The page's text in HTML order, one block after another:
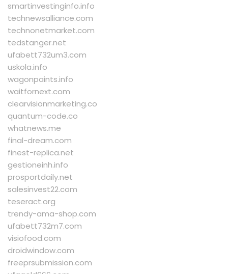
smartinvestinginfo.info
technewsalliance.com
technonetmarket.com
tedstanger.net
ufabett732um3.com
uskola.info
wagonpaints.info
waitfornext.com
clearvisionmarketing.co
quantum-code.co
whatnews.me
final-dream.com
finest-replica.net
gestioneinh.info
prosportdaily.net
salesinvest22.com
teseract.org
trendy-ama-shop.com
ufabett732m7.com
visiofood.com
droidwindow.com
freeprsubmission.com